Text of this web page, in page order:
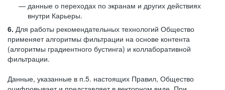
данные о переходах по экранам и других действиях
внутри Карьеры.
6. Для работы рекомендательных технологий Общество
применяет алгоритмы фильтрации на основе контента
(алгоритмы градиентного бустинга) и коллаборативной
фильтрации.
Данные, указанные в п.5. настоящих Правил, Общество